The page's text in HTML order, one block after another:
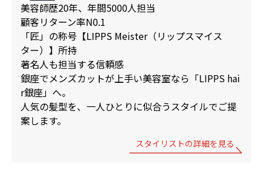
美容師歴20年、年間5000人担当
顧客リターン率N0.1
「匠」の称号【LIPPS Meister（リップスマイス
ター）】所持
著名人も担当する信頼感
銀座でメンズカットが上手い美容室なら「LIPPS hai
r銀座」へ。
人気の髪型を、一人ひとりに似合うスタイルでご提
案します。
スタイリストの詳細を見る